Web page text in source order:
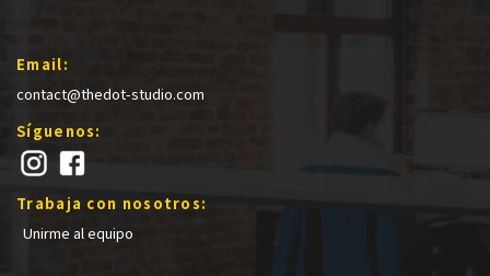
Email:
contact@thedot-studio.com
Síguenos:
Trabaja con nosotros:
Unirme al equipo